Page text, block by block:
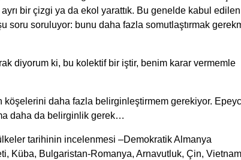
bir çizgi ya da ekol yarattık. Bu genelde kabul
soru soruluyor: bunu daha fazla somutlaştırmak
diyorum ki, bu kolektif bir iştir, benim karar vermemle
köşelerini daha fazla belirginleştirmem gerekiyor.
daha da belirginlik gerek…
tarihinin incelenmesi –Demokratik Almanya
Küba, Bulgaristan-Romanya, Arnavutluk, Çin,